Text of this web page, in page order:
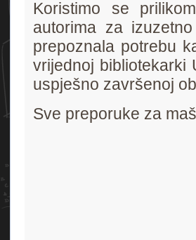
Koristimo se
autorima za
prepoznala potrebu
vrijednoj bibliotekarki
uspješno završenoj
Sve preporuke za